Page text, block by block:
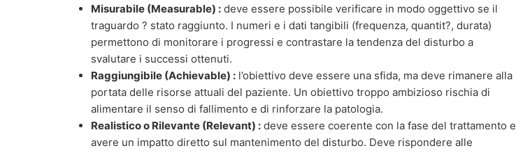
Misurabile (Measurable) : deve essere possibile verificare in modo oggettivo se il
traguardo ? stato raggiunto. I numeri e i dati tangibili (frequenza, quantit?, durata)
permettono di monitorare i progressi e contrastare la tendenza del disturbo a
svalutare i successi ottenuti.
Raggiungibile (Achievable) : l’obiettivo deve essere una sfida, ma deve rimanere alla
portata delle risorse attuali del paziente. Un obiettivo troppo ambizioso rischia di
alimentare il senso di fallimento e di rinforzare la patologia.
Realistico o Rilevante (Relevant) : deve essere coerente con la fase del trattamento e
avere un impatto diretto sul mantenimento del disturbo. Deve rispondere alle